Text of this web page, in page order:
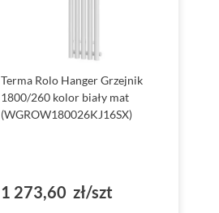
Terma Rolo Hanger Grzejnik
1800/260 kolor biały mat
(WGROW180026KJ16SX)
1 273,60 zł/szt